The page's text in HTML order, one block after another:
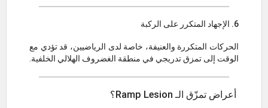
6. الإجهاد المتكرر على الركبة
الحركات المتكررة والعنيفة، خاصة لدى الرياضيين، قد تؤدي مع
الوقت إلى تمزق تدريجي في منطقة الغضروف الهلالي الخلفية.
أعراض تمزّق الـ Ramp Lesion؟